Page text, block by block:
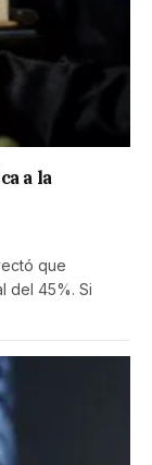
a la
que
del 45%. Si